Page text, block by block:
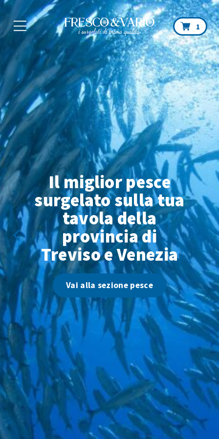
1
Il miglior pesce
surgelato sulla tua
tavoladella
provincia di
Treviso e Venezia
Vai alla sezione pesce